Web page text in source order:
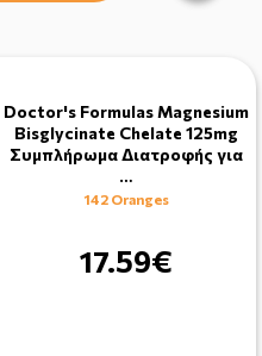
Doctor's Formulas Magnesium
Bisglycinate Chelate 125mg
Συμπλήρωμα Διατροφής για
…
142 Oranges
17.59€